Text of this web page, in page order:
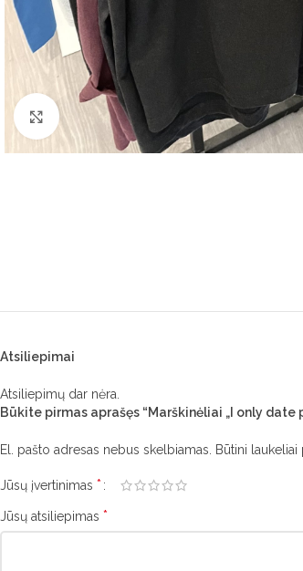
Click to enlarge
Atsiliepimai
Atsiliepimų dar nėra.
Būkite pirmas aprašęs “Marškinėliai „I only date
El. pašto adresas nebus skelbiamas. Būtini laukeliai
Jūsų įvertinimas *
Jūsų atsiliepimas *